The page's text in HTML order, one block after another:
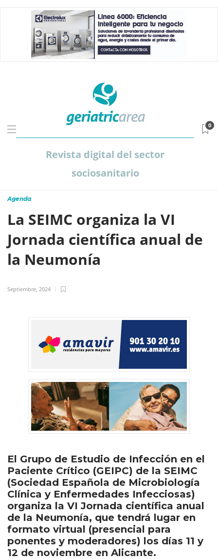
Revista digital del sector
sociosanitario
0
Agenda
La SEIMC organiza la VI
Jornada científica anual de
la Neumonía
Septiembre, 2024
El Grupo de Estudio de Infección en el
Paciente Crítico (GEIPC) de la SEIMC
(Sociedad Española de Microbiología
Clínica y Enfermedades Infecciosas)
organiza la VI Jornada científica anual
de la Neumonía, que tendrá lugar en
formato virtual (presencial para
ponentes y moderadores) los días 11 y
12 de noviembre en Alicante.